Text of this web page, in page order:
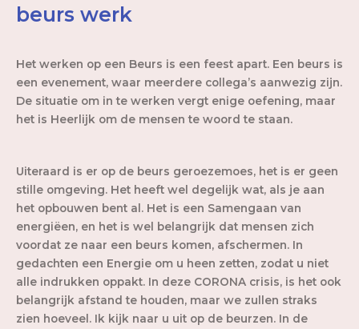
beurs werk
Het werken op een Beurs is een feest apart. Een beurs is
een evenement, waar meerdere collega’s aanwezig zijn.
De situatie om in te werken vergt enige oefening, maar
het is Heerlijk om de mensen te woord te staan.
Uiteraard is er op de beurs geroezemoes, het is er geen
stille omgeving. Het heeft wel degelijk wat, als je aan
het opbouwen bent al. Het is een Samengaan van
energiëen, en het is wel belangrijk dat mensen zich
voordat ze naar een beurs komen, afschermen. In
gedachten een Energie om u heen zetten, zodat u niet
alle indrukken oppakt. In deze CORONA crisis, is het ook
belangrijk afstand te houden, maar we zullen straks
zien hoeveel. Ik kijk naar u uit op de beurzen. In de